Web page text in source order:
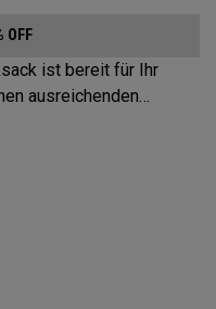
OFF
ist bereit für Ihr
ausreichenden
Style. Der Alpha
für